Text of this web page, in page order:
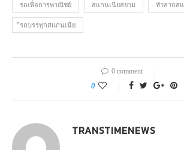
รถเพื่อการพาณิชย์ สแกนเนียสยาม หัวลากส
ีรถบรรทุกสแกนเนีย
0 comment
0
TRANSTIMENEWS